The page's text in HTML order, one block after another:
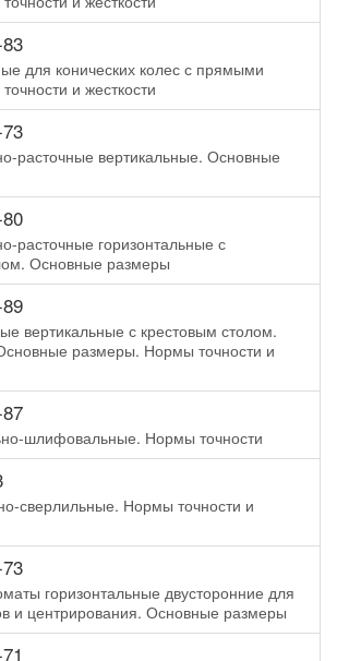
для конических колес с прямыми
и жесткости
расточные вертикальные. Основные
расточные горизонтальные с
Основные размеры
вертикальные с крестовым столом.
размеры. Нормы точности и
шлифовальные. Нормы точности
сверлильные. Нормы точности и
горизонтальные двусторонние для
и центрирования. Основные размеры